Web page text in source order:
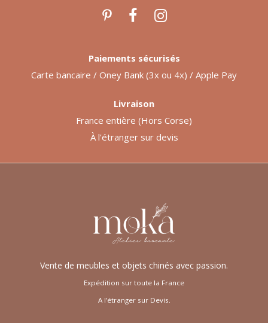
Vente de meubles et objets chinés avec passion.
Expédition sur toute la France
A l’étranger sur Devis.
Paiements sécurisés
Carte bancaire / Oney Bank (3x ou 4x) / Apple Pay
Livraison
France entière (Hors Corse)
À l'étranger sur devis